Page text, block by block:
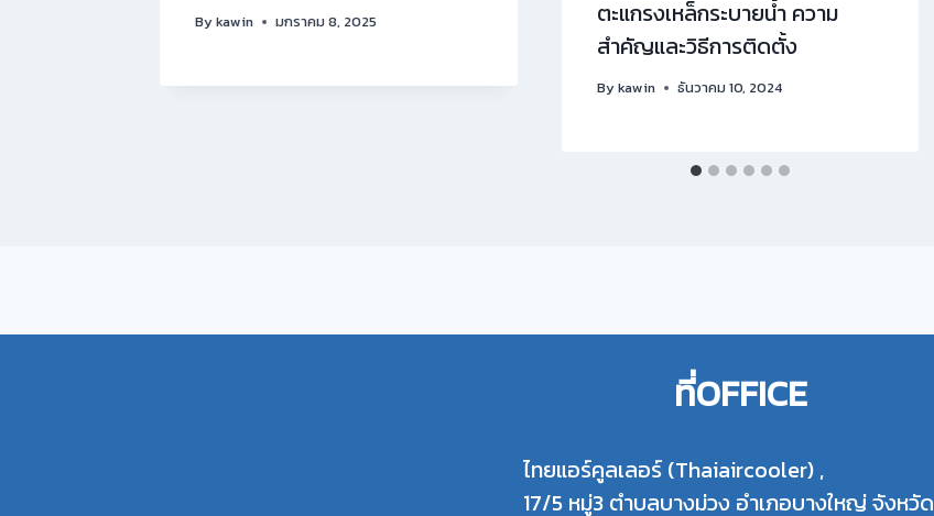
Bykawin มกราคม 8, 2025
ตะแกรงเหล็กระบายน้ำ ความ
สำคัญและวิธีการติดตั้ง
Bykawin ธันวาคม 10, 2024
ที่OFFICE
ไทยแอร์คูลเลอร์ (Thaiaircooler) ,
17/5 หมู่3 ตำบลบางม่วง อำเภอบางใหญ่ จังหวัด